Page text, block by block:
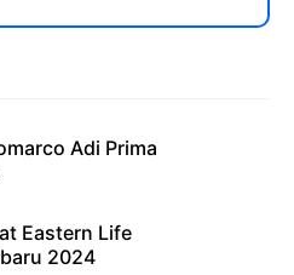
Adi Prima
Eastern Life
2024